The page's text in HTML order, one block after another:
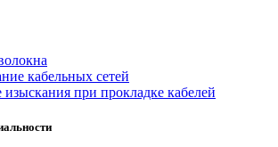
кабельных сетей
при прокладке кабелей